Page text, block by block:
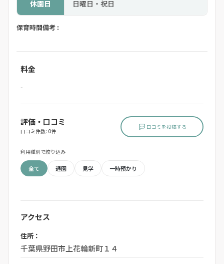
休園日 日曜日・祝日
保育時間備考 :
料金
-
評価・口コミ
口コミ件数: 0件
口コミを投稿する
利用種別で絞り込み
全て 通園 見学 一時預かり
アクセス
住所：
千葉県野田市上花輪新町１４